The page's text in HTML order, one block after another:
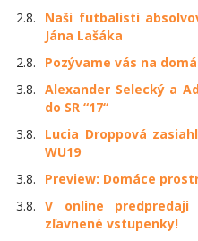
2.8.
Naši futbalisti
Jána Lašáka
2.8.
Pozývame vás na
3.8. Alexander Selecký a
do SR “17“
3.8.
Lucia Droppová
WU19
3.8.
Preview: Domáce
3.8. V online
zľavnené vstupenky!